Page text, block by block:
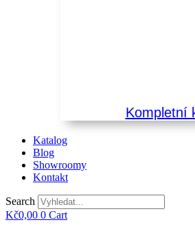
Kompletní
Katalog
Blog
Showroomy
Kontakt
Search
Kč0,00 0 Cart